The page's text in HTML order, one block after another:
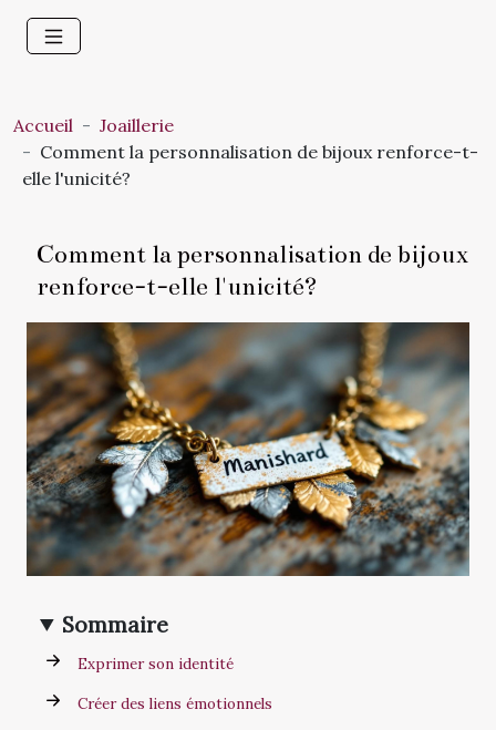
Accueil
Joaillerie
Comment la personnalisation de bijoux renforce-t-
elle l'unicité?
Comment la personnalisation de bijoux
renforce-t-elle l'unicité?
Sommaire
Exprimer son identité
Créer des liens émotionnels